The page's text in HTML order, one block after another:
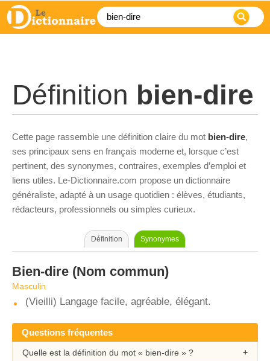
Définition bien-dire
Cette page rassemble une définition claire du mot bien-dire,
ses principaux sens en français moderne et, lorsque c’est
pertinent, des synonymes, contraires, exemples d’emploi et
liens utiles. Le-Dictionnaire.com propose un dictionnaire
généraliste, adapté à un usage quotidien : élèves, étudiants,
rédacteurs, professionnels ou simples curieux.
Définition Synonymes
Bien-dire (Nom commun)
Masculin
(Vieilli) Langage facile, agréable, élégant.
Questions fréquentes
Quelle est la définition du mot « bien-dire » ?